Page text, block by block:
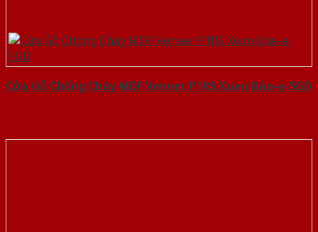
Cửa Gỗ Chống Cháy MDF Veneer P1R5 Xoan Đào-a-SGD